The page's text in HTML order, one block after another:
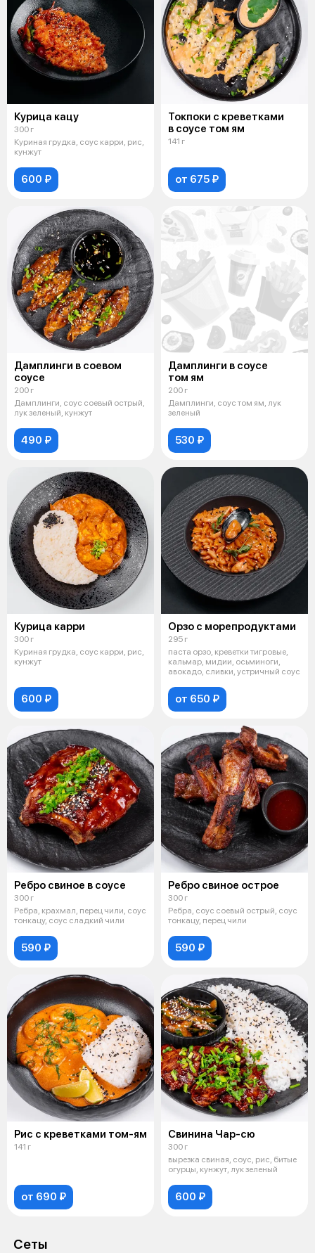
Курица кацу
300 г
Куриная грудка, соус карри, рис,
кунжут
600 ₽
Токпоки с креветками
в соусе том ям
141 г
от 675 ₽
Дамплинги в соевом
соусе
200 г
Дамплинги, соус соевый острый,
лук зеленый, кунжут
490 ₽
Дамплинги в соусе
том ям
200 г
Дамплинги, соус том ям, лук
зеленый
530 ₽
Курица карри
300 г
Куриная грудка, соус карри, рис,
кунжут
600 ₽
Орзо с морепродуктами
295 г
паста орзо, креветки тигровые,
кальмар, мидии, осьминоги,
авокадо, сливки, устричный соус
от 650 ₽
Ребро свиное в соусе
300 г
Ребра, крахмал, перец чили, соус
тонкацу, соус сладкий чили
590 ₽
Ребро свиное острое
300 г
Ребра, соус соевый острый, соус
тонкацу, перец чили
590 ₽
Рис с креветками том-ям
141 г
от 690 ₽
Свинина Чар-сю
300 г
вырезка свиная, соус, рис, битые
огурцы, кунжут, лук зеленый
600 ₽
Сеты